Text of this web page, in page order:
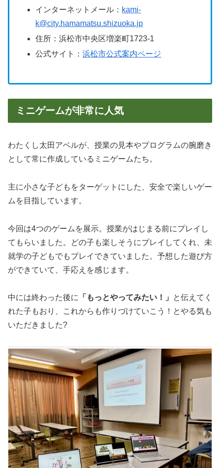
インターネットメール： kami-
k@city.hamamatsu.shizuoka.jp
住所：浜松市中央区増楽町1723-1
公式サイト：浜松市公式案内ページ
ミニゲームが非常に人気
わたくし太田アベルが、授業の見本やプログラムの腕磨き
として常に作成しているミニゲームたち。
主に小さな子どもをターゲットにした、安全で楽しいゲー
ムを目指しています。
今回は4つのゲームを展示。授業がはじまる前にプレイし
てもらいました。どの子も楽しそうにプレイしてくれ、未
就学の子どもでもプレイできていました。予想した遊び方
ができていて、手応えを感じます。
中には終わった後に 「もっとやってみたい！」
と伝えてく
れた子もおり、これからも作りづけていこう！とやる気も
いただきました?